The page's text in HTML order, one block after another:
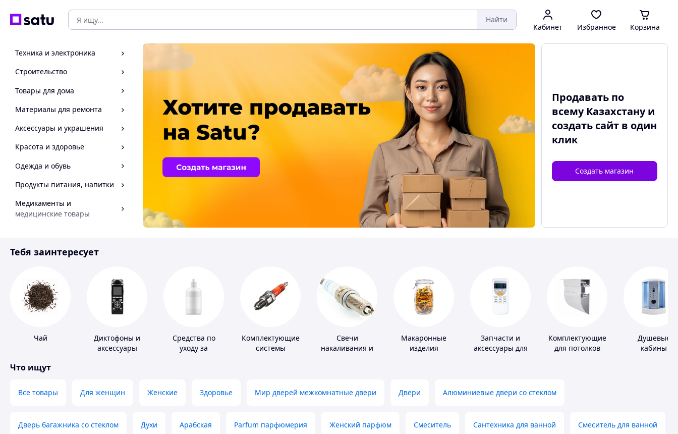
Найти
Кабинет Избранное Корзина
Техника и электроника
Строительство
Товары для дома
Материалы для ремонта
Аксессуары и украшения
Красота и здоровье
Одежда и обувь
Продукты питания, напитки
Медикаменты и
медицинские товары
Инструмент
Продавать по
всему Казахстану и
создать сайтв один
клик
Создать магазин
Тебя заинтересует
Чай
Диктофоны и
аксессуары
Средства по
уходу за
Комплектующие
системы
Свечи
накаливания и
Макаронные
изделия
Запчасти и
аксессуары для
Комплектующие
для потолков
Душевые
кабины
Что ищут
Все товары Для женщин Женские Здоровье Мир дверей межкомнатные двери Двери Алюминиевые двери со стеклом
Дверь багажника со стеклом Духи Арабская Parfum парфюмерия Женский парфюм Смеситель Сантехника для ванной Смеситель для ванной